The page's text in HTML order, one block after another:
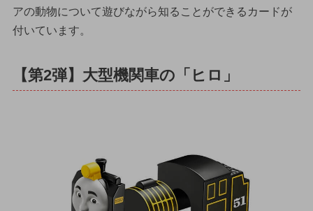
アの動物について遊びながら知ることができるカードが
付いています。
【第2弾】大型機関車の「ヒロ」